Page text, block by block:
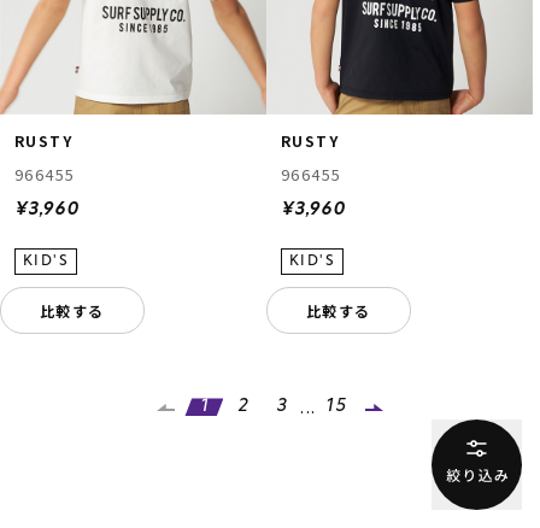
RUSTY
966455
¥3,960
比較する
RUSTY
966455
¥3,960
比較する
1 2 3 ... 15